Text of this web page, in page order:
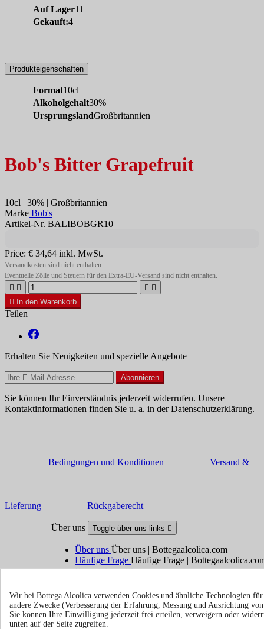
Auf Lager11
Gekauft:4
Produkteigenschaften
Format10cl
Alkoholgehalt30%
UrsprungslandGroßbritannien
Bob's Bitter Grapefruit
10cl | 30% | Großbritannien
Marke Bob's
Artikel-Nr. BALIBOBGR10
Price: € 34,64 inkl. MwSt.
Versandkosten sind nicht enthalten.
Eventuelle Zölle und Steuern für den Extra-EU-Versand sind nicht enthalten.
   

In den Warenkorb
Teilen
Erhalten Sie Neuigkeiten und spezielle Angebote
Sie können Ihr Einverständnis jederzeit widerrufen. Unsere
Kontaktinformationen finden Sie u. a. in der Datenschutzerklärung.
Bedingungen und Konditionen Versand &
Lieferung Rückgaberecht
Über uns Toggle über uns links 
Über uns Über uns | Bottegaalcolica.com
Häufige Frage Häufige Frage |
Kontaktieren Sie uns
Information Toggle information links
Wir bei Bottega Alcolica verwenden Cookies und ähnliche Technologien
andere Zwecke (Verbesserung der Erfahrung, Messung und Ausrichtung
Sie können Ihre Einwilligung jederzeit frei erteilen, verweigern oder
unten auf der Seite zugreifen.